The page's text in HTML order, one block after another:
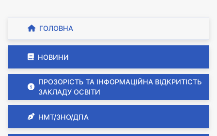
ГОЛОВНА
НОВИНИ
ПРОЗОРІСТЬ ТА ІНФОРМАЦІЙНА ВІДКРИТІСТЬ
ЗАКЛАДУ ОСВІТИ
НМТ/ЗНО/ДПА